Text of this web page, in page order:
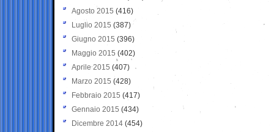
Agosto 2015 (416)
Luglio 2015 (387)
Giugno 2015 (396)
Maggio 2015 (402)
Aprile 2015 (407)
Marzo 2015 (428)
Febbraio 2015 (417)
Gennaio 2015 (434)
Dicembre 2014 (454)